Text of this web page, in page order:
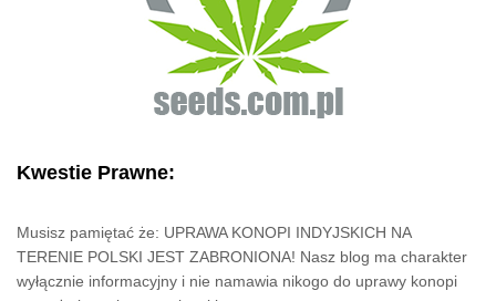
Kwestie Prawne:
Musisz pamiętać że: UPRAWA KONOPI INDYJSKICH NA
TERENIE POLSKI JEST ZABRONIONA! Nasz blog ma charakter
wyłącznie informacyjny i nie namawia nikogo do uprawy konopi